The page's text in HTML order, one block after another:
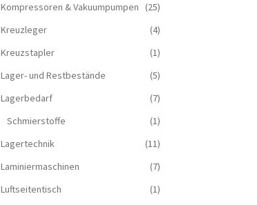
Kompressoren & Vakuum­pumpen
(25)
Kreuzleger
(4)
Kreuzstapler
(1)
Lager- und Restbestände
(5)
Lagerbedarf
(7)
Schmierstoffe
(1)
Lagertechnik
(11)
Laminiermaschinen
(7)
Luftseitentisch
(1)